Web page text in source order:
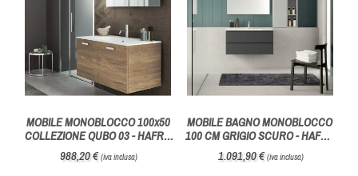
MOBILE MONOBLOCCO 100x50
COLLEZIONE QUBO 03 - HAFRO
GEROMIN
988,20 €(iva inclusa)
MOBILE BAGNO MONOBLOCCO
100 CM GRIGIO SCURO - HAFRO
GEROMIN
1.091,90 €(iva inclusa)